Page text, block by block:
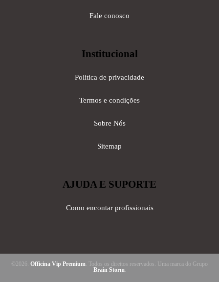
Fale conosco
Institucional
Politica de privacidade
Termos e condições
Sobre Nós
Sitemap
AJUDA E SUPORTE
Como encontar profissionais
©2026. Officina Vip Premium. Todos os direitos reservados. Uma marca do Grupo
Brain Storm.